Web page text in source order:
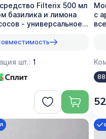
Filterix 500 мл
базилика и лимона
- универсальное,
шт.:1
с